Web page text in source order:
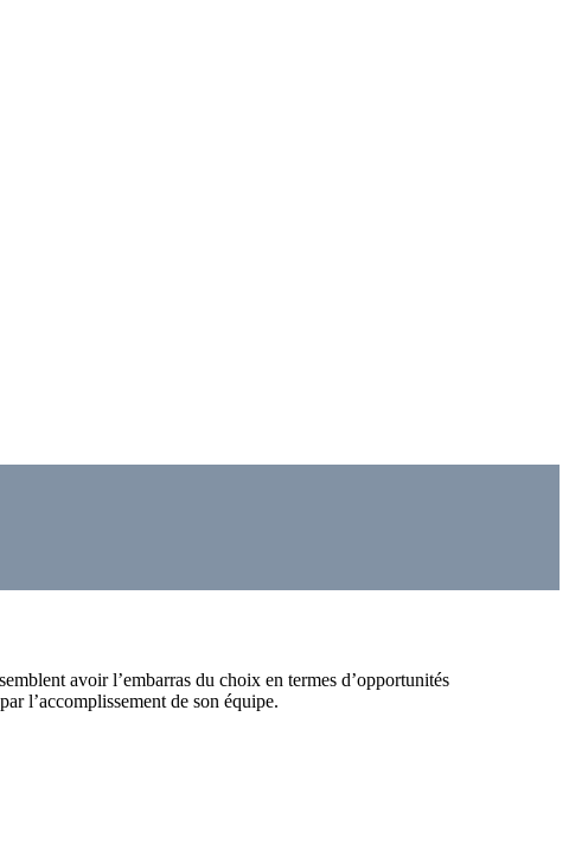
avoir l’embarras du choix en termes d’opportunités
l’accomplissement de son équipe.